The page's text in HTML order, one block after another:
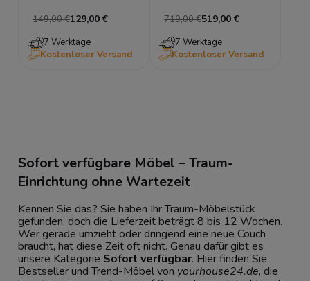
Fach
129,00 €
149,00 €
7 Werktage
Kostenloser Versand
Bettkasten519,00 €
719,00 €
7 Werktage
Kostenloser Versand
Sofort verfügbare Möbel – Traum-
Einrichtung ohne Wartezeit
Kennen Sie das? Sie haben Ihr Traum-Möbelstück
gefunden, doch die Lieferzeit beträgt 8 bis 12 Wochen.
Wer gerade umzieht oder dringend eine neue Couch
braucht, hat diese Zeit oft nicht. Genau dafür gibt es
unsere Kategorie Sofort verfügbar. Hier finden Sie
Bestseller und Trend-Möbel von yourhouse24.de, die